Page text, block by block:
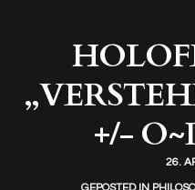
+/-
26.
GEPOSTED IN